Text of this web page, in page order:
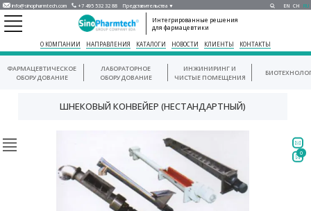
info@sinopharmtech.com +7 495 532 32 88 Представительства ▼ EN CH RU
Интегрированные решения
для фармацевтики
О КОМПАНИИ НАПРАВЛЕНИЯ КАТАЛОГИ НОВОСТИ КЛИЕНТЫ КОНТАКТЫ
ФАРМАЦЕВТИЧЕСКОЕ
ОБОРУДОВАНИЕ
ЛАБОРАТОРНОЕ
ОБОРУДОВАНИЕ
ИНЖИНИРИНГ И
ЧИСТЫЕ ПОМЕЩЕНИЯ
ШНЕКОВЫЙ КОНВЕЙЕР (НЕСТАНДАРТНЫЙ)
0